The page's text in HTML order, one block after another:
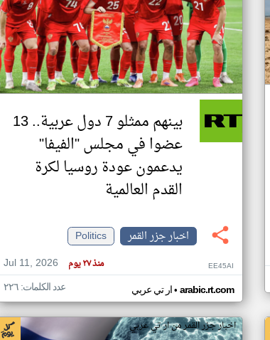
بينهم ممثلو 7 دول عربية.. 13
عضوا في مجلس "الفيفا"
يدعمون عودة روسيا لكرة
القدم العالمية
اخبار جزر القمر
Politics
Jul 11, 2026
منذ ٢٧ يوم EE45AI
ار تي عربي• arabic.rt.com عدد الكلمات: ٢٢٦
اخبار جزر القمر من ار تي عربي